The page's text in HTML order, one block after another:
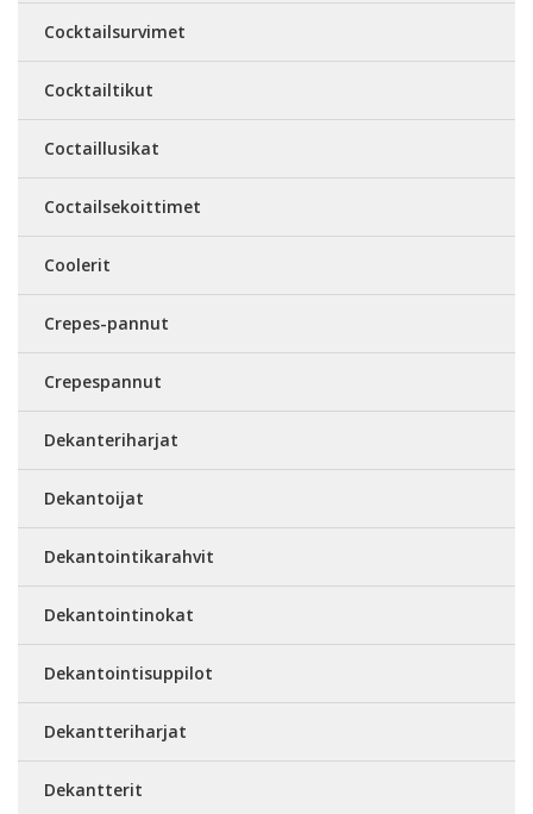
Cocktailsurvimet
Cocktailtikut
Coctaillusikat
Coctailsekoittimet
Coolerit
Crepes-pannut
Crepespannut
Dekanteriharjat
Dekantoijat
Dekantointikarahvit
Dekantointinokat
Dekantointisuppilot
Dekantteriharjat
Dekantterit